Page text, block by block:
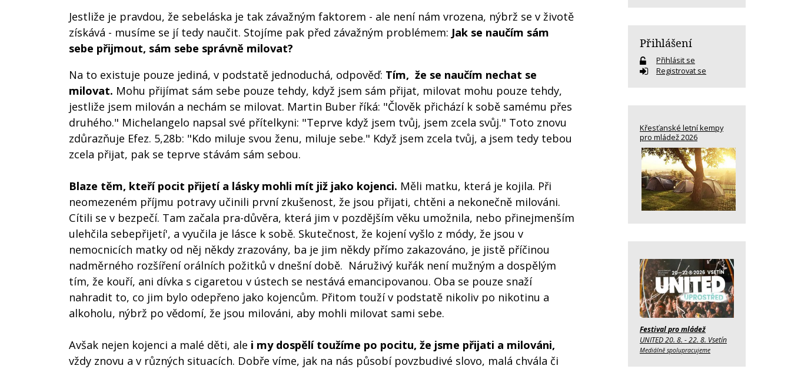
Jestliže je pravdou, že sebeláska je tak závažným faktorem - ale není nám vrozena, nýbrž se v životě
získává - musíme se jí tedy naučit. Stojíme pak před závažným problémem: Jak se naučím sám
sebe přijmout, sám sebe správně milovat?
Na to existuje pouze jediná, v podstatě jednoduchá, odpověď: Tím, že se naučím nechat se
milovat. Mohu přijímat sám sebe pouze tehdy, když jsem sám přijat, milovat mohu pouze tehdy,
jestliže jsem milován a nechám se milovat. Martin Buber říká: "Člověk přichází k sobě samému přes
druhého." Michelangelo napsal své přítelkyni: "Teprve když jsem tvůj, jsem zcela svůj." Toto znovu
zdůrazňuje Efez. 5,28b: "Kdo miluje svou ženu, miluje sebe." Když jsem zcela tvůj, a jsem tedy tebou
zcela přijat, pak se teprve stávám sám sebou.
Blaze těm, kteří pocit přijetí a lásky mohli mít již jako kojenci. Měli matku, která je kojila. Při
neomezeném příjmu potravy učinili první zkušenost, že jsou přijati, chtěni a nekonečně milováni.
Cítili se v bezpečí. Tam začala pra-důvěra, která jim v pozdějším věku umožnila, nebo přinejmenším
ulehčila sebepřijetí', a vyučila je lásce k sobě. Skutečnost, že kojení vyšlo z módy, že jsou v
nemocnicích matky od něj někdy zrazovány, ba je jim někdy přímo zakazováno, je jistě příčinou
nadměrného rozšíření orálních požitků v dnešní době. Náruživý kuřák není mužným a dospělým
tím, že kouří, ani dívka s cigaretou v ústech se nestává emancipovanou. Oba se pouze snaží
nahradit to, co jim bylo odepřeno jako kojencům. Přitom touží v podstatě nikoliv po nikotinu a
alkoholu, nýbrž po vědomí, že jsou milováni, aby mohli milovat sami sebe.
Avšak nejen kojenci a malé děti, ale i my dospělí toužíme po pocitu, že jsme přijati a milováni,
vždy znovu a v různých situacích. Dobře víme, jak na nás působí povzbudivé slovo, malá chvála či
Přihlášení
Přihlásit se
Registrovat se
Křesťanské letní kempy
pro mládež 2026
Festival pro mládež
UNITED 20. 8. - 22. 8. Vsetín
Mediálně spolupracujeme